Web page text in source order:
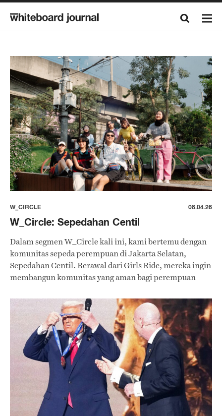
W_CIRCLE 08.04.26
W_Circle: Sepedahan Centil
Dalam segmen W_Circle kali ini, kami bertemu dengan
komunitas sepeda perempuan di Jakarta Selatan,
Sepedahan Centil. Berawal dari Girls Ride, mereka ingin
membangun komunitas yang aman bagi perempuan